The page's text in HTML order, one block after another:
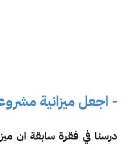
- اجعل ميزانية
درسنا في فقرة سابقة ان